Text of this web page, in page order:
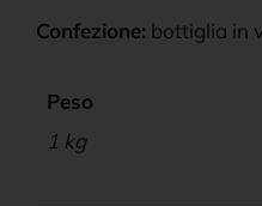
Confezione: bottiglia in
Peso
1 kg